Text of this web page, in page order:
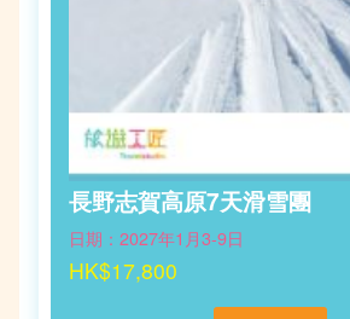
長野志賀高原7天滑雪團
日期：2027年1月3-9日
HK$17,800